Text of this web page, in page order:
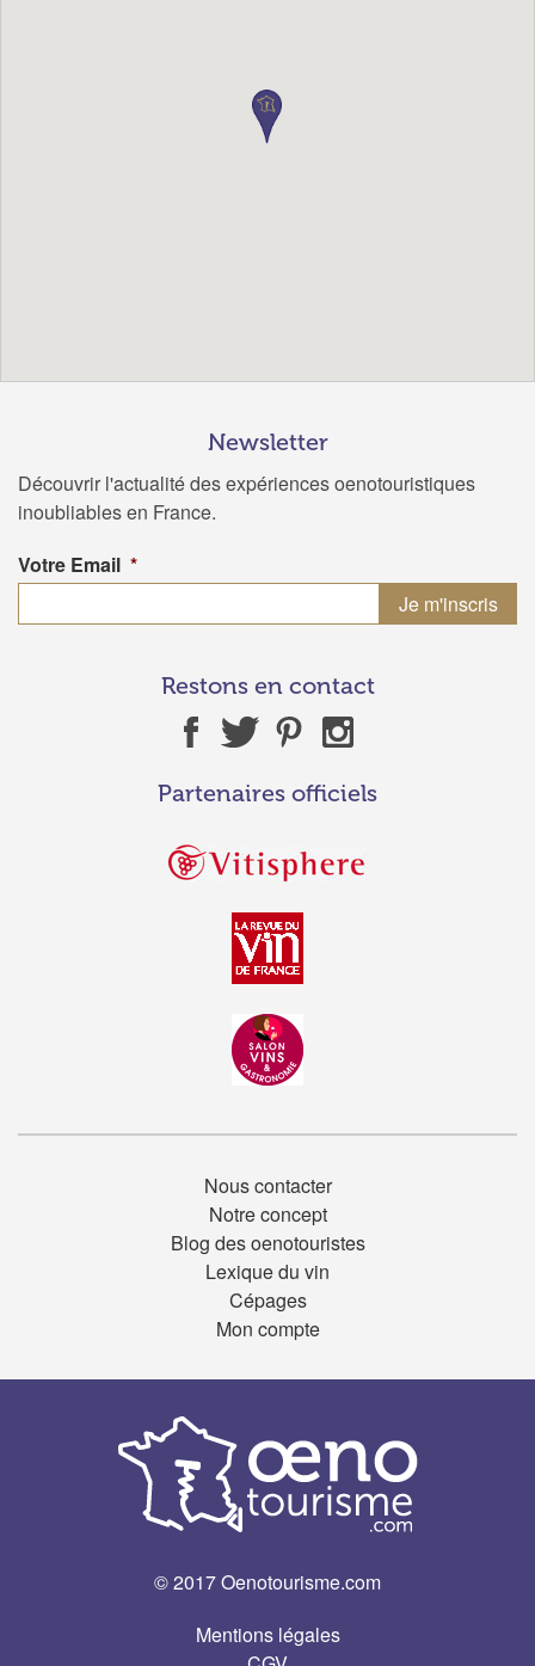
Newsletter
Découvrir l'actualité des expériences oenotouristiques
inoubliables en France.
Votre Email *
Restons en contact
Partenaires officiels
Nous contacter
Notre concept
Blog des oenotouristes
Lexique du vin
Cépages
Mon compte
© 2017 Oenotourisme.com
Mentions légales